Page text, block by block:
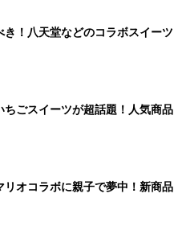
き！八天堂などのコラボスイーツ
ちごスイーツが超話題！人気商品
リオコラボに親子で夢中！新商品